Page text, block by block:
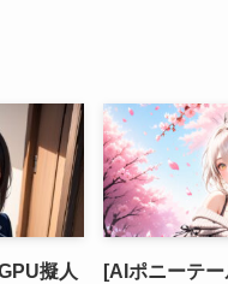
擬人
[AIポニーテ